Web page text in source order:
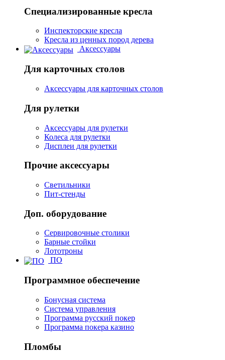
Специализированные кресла
Инспекторские кресла
Кресла из ценных пород дерева
Аксессуары
Для карточных столов
Аксессуары для карточных столов
Для рулетки
Аксессуары для рулетки
Колеса для рулетки
Дисплеи для рулетки
Прочие аксессуары
Светильники
Пит-стенды
Доп. оборудование
Сервировочные столики
Барные стойки
Лототроны
ПО
Программное обеспечение
Бонусная система
Система управления
Программа русский покер
Программа покера казино
Пломбы